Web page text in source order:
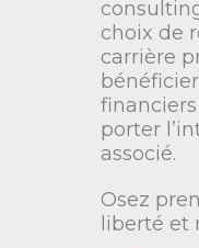
choix de
carrière
porter
associé.
Osez
liberté et